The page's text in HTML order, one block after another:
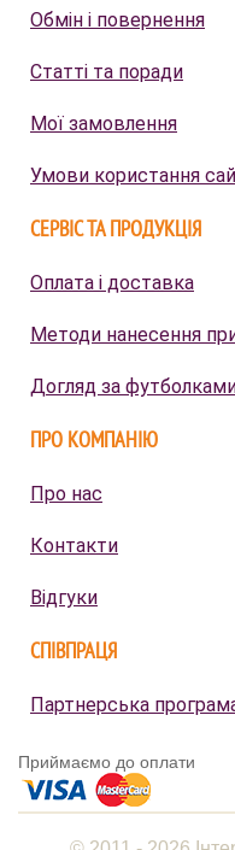
Обмін і повернення
Статті та поради
Мої замовлення
Умови користання
СЕРВІС ТА ПРОДУКЦІЯ
Оплата і доставка
Методи нанесення
Догляд за
ПРО КОМПАНІЮ
Про нас
Контакти
Відгуки
СПІВПРАЦЯ
Партнерська
Приймаємо до оплати